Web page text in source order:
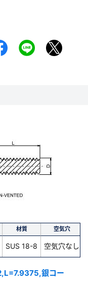
材質 空気穴
SUS 18-8 空気穴なし
銀コー